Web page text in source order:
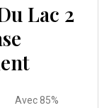
Lac 2
Avec 85%